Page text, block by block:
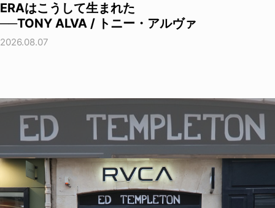
ERAはこうして生まれた
──TONY ALVA / トニー・アルヴァ
2026.08.07